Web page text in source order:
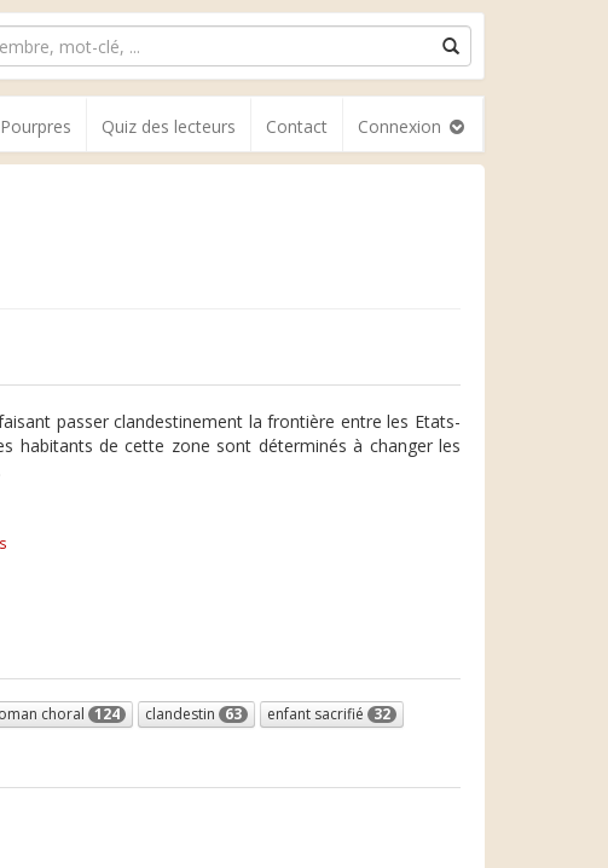
Quiz des lecteurs Contact Connexion
passer clandestinement la frontière entre les Etats-
habitants de cette zone sont déterminés à changer les
choral 124 clandestin 63 enfant sacrifié 32